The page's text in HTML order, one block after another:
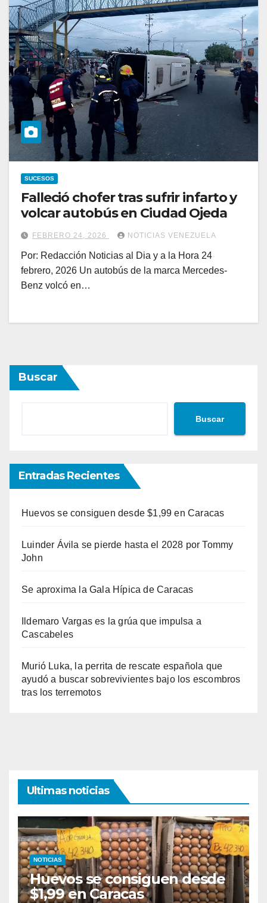
SUCESOS
Falleció chofer tras sufrir infarto y
volcar autobús en Ciudad Ojeda
FEBRERO 24, 2026 NOTICIAS VENEZUELA
Por: Redacción Noticias al Dia y a la Hora 24
febrero, 2026 Un autobús de la marca Mercedes-
Benz volcó en…
Buscar
Buscar
Entradas Recientes
Huevos se consiguen desde $1,99 en Caracas
Luinder Ávila se pierde hasta el 2028 por Tommy
John
Se aproxima la Gala Hípica de Caracas
Ildemaro Vargas es la grúa que impulsa a
Cascabeles
Murió Luka, la perrita de rescate española que
ayudó a buscar sobrevivientes bajo los escombros
tras los terremotos
Ultimas noticias
NOTICIAS
Huevos se consiguen desde
$1,99 en Caracas